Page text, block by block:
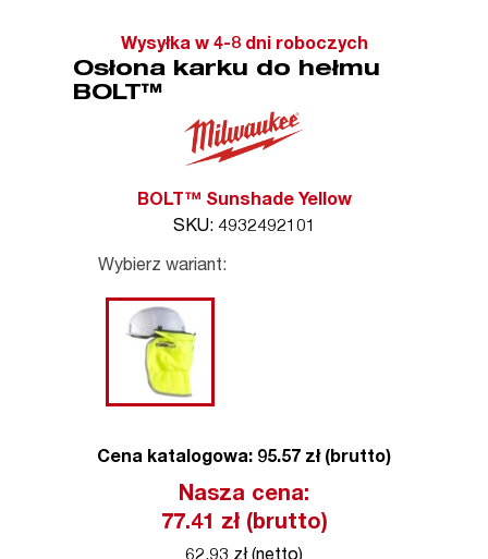
Wysyłka w 4-8 dni roboczych
Osłona karku do hełmu
BOLT™
BOLT™ Sunshade Yellow
SKU: 4932492101
Wybierz wariant:
Cena katalogowa: 95.57 zł (brutto)
Nasza cena:
77.41 zł (brutto)